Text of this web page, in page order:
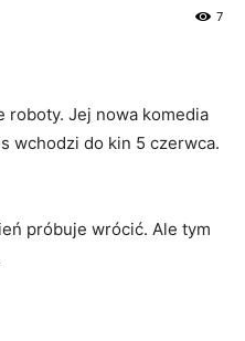
7
roboty. Jej nowa komedia
wchodzi do kin 5 czerwca.
próbuje wrócić. Ale tym